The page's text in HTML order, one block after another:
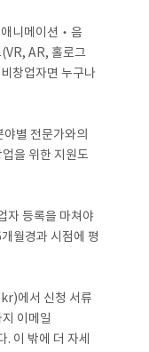
니메이션‧음
AR, 홀로그
창업자면 누구나
별 전문가와의
을 위한 지원도
자 등록을 마쳐야
월경과 시점에 평
에서 신청 서류
이메일
밖에 더 자세